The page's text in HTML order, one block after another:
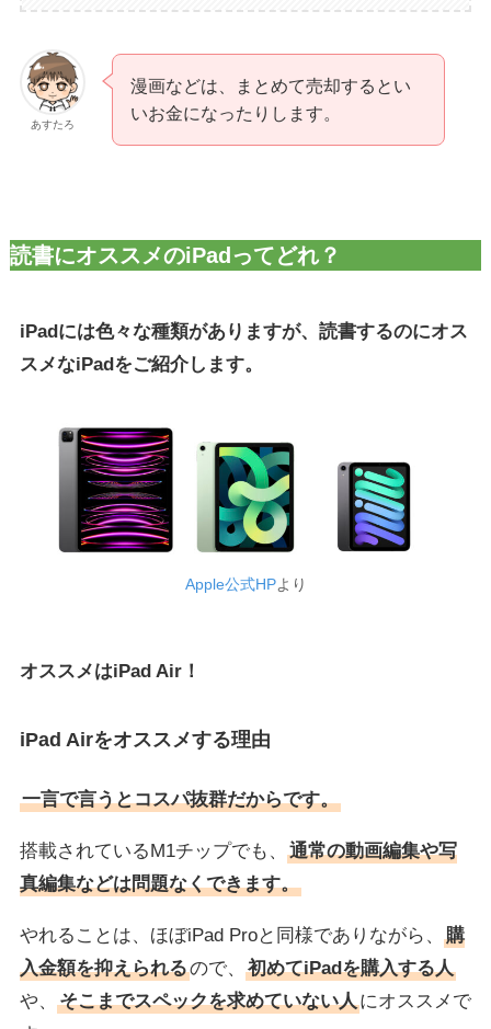
あすたろ
漫画などは、まとめて売却するとい
いお金になったりします。
読書にオススメのiPadってどれ？
iPadには色々な種類がありますが、読書するのにオス
スメなiPadをご紹介します。
Apple公式HPより
オススメはiPad Air！
iPad Airをオススメする理由
一言で言うとコスパ抜群だからです。
搭載されているM1チップでも、
通常の動画編集や写
真編集などは問題なくできます。
やれることは、ほぼiPad Proと同様でありながら、
購
入金額を抑えられるので、
初めてiPadを購入する人
や、
そこまでスペックを求めていない人にオススメで